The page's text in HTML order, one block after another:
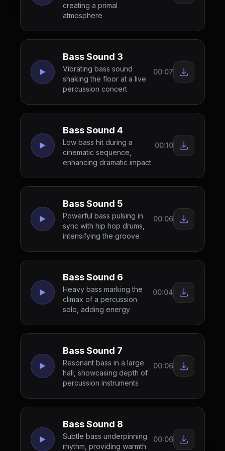
creating a primal
atmosphere
Bass Sound 3
Vibrating bass sound
shaking the floor at a live
percussion concert
00:07
Bass Sound 4
Low bass hit during a
cinematic sequence,
enhancing dramatic impact
00:10
Bass Sound 5
Powerful bass pulsing in
sync with hip hop drums,
intensifying the groove
00:06
Bass Sound 6
Heavy bass marking the
climax of a percussion
solo, adding energy
00:04
Bass Sound 7
Resonant bass in a large
hall, showcasing depth of
percussion instruments
00:06
Bass Sound 8
Subtle bass underpinning
rhythm, providing warmth
00:06